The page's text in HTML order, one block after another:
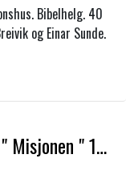
Bibelhelg. 40
og Einar Sunde.
Olav Bergene Holm. " Misjonen " 19.09.2015